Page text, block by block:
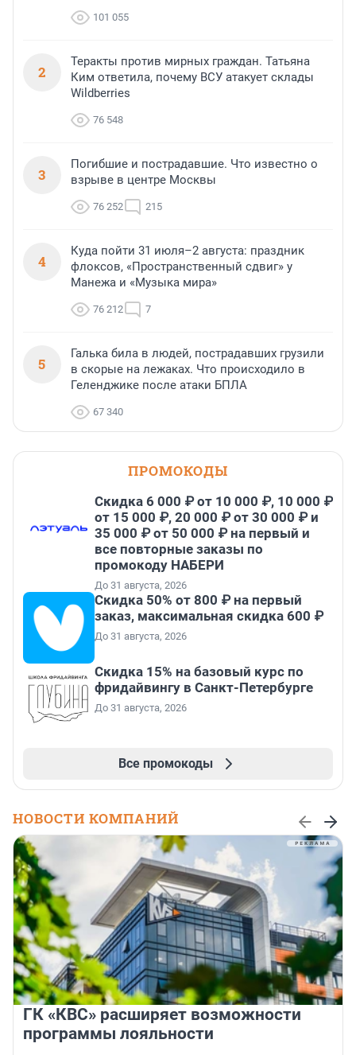
101 055
2
Теракты против мирных граждан. Татьяна
Ким ответила, почему ВСУ атакует склады
Wildberries
76 548
3
Погибшие и пострадавшие. Что известно о
взрыве в центре Москвы
76 252 215
4
Куда пойти 31 июля–2 августа: праздник
флоксов, «Пространственный сдвиг» у
Манежа и «Музыка мира»
76 212 7
5
Галька била в людей, пострадавших грузили
в скорые на лежаках. Что происходило в
Геленджике после атаки БПЛА
67 340
ПРОМОКОДЫ
Скидка 6 000 ₽ от 10 000 ₽, 10 000 ₽
от 15 000 ₽, 20 000 ₽ от 30 000 ₽ и
35 000 ₽ от 50 000 ₽ на первый и
все повторные заказы по
промокоду НАБЕРИ
До 31 августа, 2026
Скидка 50% от 800 ₽ на первый
заказ, максимальная скидка 600 ₽
До 31 августа, 2026
Скидка 15% на базовый курс по
фридайвингу в Санкт-Петербурге
До 31 августа, 2026
Все промокоды
НОВОСТИ КОМПАНИЙ
ГК «КВС» расширяет возможности
программы лояльности